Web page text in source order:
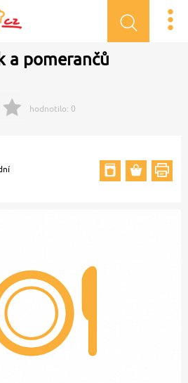
a pomerančů
hodnotilo: 0